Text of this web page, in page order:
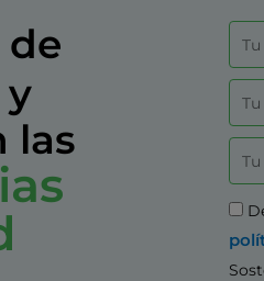
y
las